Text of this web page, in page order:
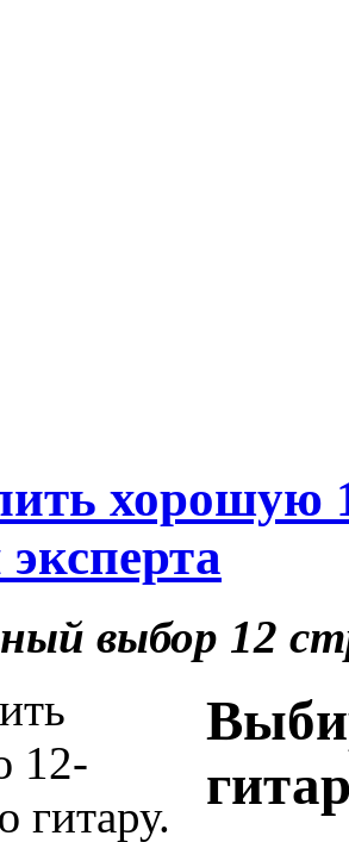
хорошую
выбор 12